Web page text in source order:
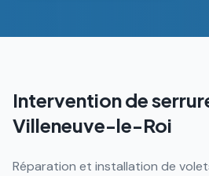
Intervention de
Villeneuve-le-Roi
Réparation et installation de